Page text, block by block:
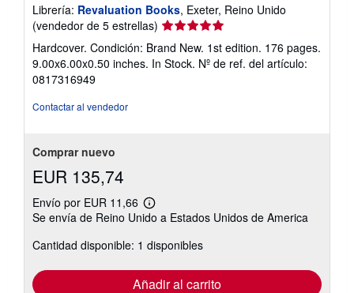
Librería: Revaluation Books, Exeter, Reino Unido
(vendedor de 5 estrellas) Calificación
del
vendedor:
5
Hardcover. Condición: Brand New. 1st edition. 176 pages.
9.00x6.00x0.50 inches. In Stock. Nº de ref. del artículo:
0817316949
Contactar al vendedor
Comprar nuevo
EUR 135,74
Envío por EUR 11,66
Más
información
las
tarifas
envío
Se envía de Reino Unido a Estados Unidos de America
Cantidad disponible: 1 disponibles
Añadir al carrito